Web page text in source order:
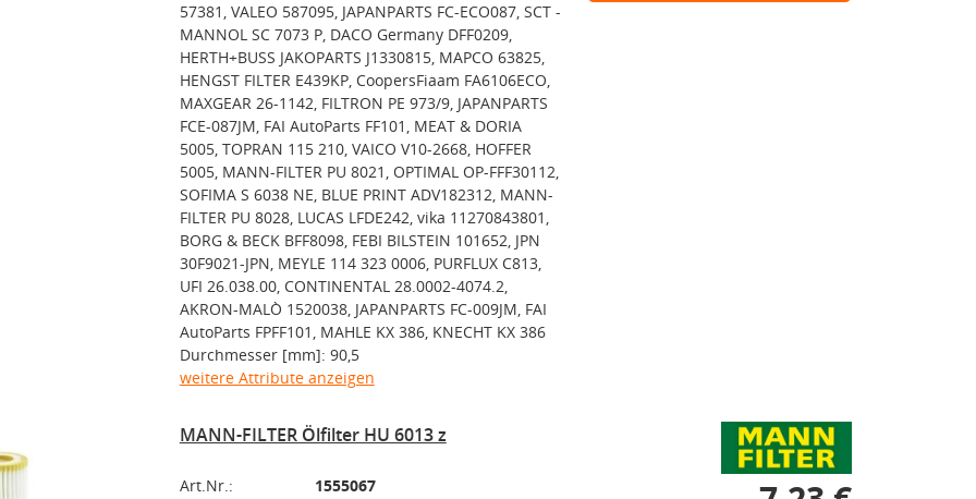
57381, VALEO 587095, JAPANPARTS FC-ECO087, SCT -
MANNOL SC 7073 P, DACO Germany DFF0209,
HERTH+BUSS JAKOPARTS J1330815, MAPCO 63825,
HENGST FILTER E439KP, CoopersFiaam FA6106ECO,
MAXGEAR 26-1142, FILTRON PE 973/9, JAPANPARTS
FCE-087JM, FAI AutoParts FF101, MEAT & DORIA
5005, TOPRAN 115 210, VAICO V10-2668, HOFFER
5005, MANN-FILTER PU 8021, OPTIMAL OP-FFF30112,
SOFIMA S 6038 NE, BLUE PRINT ADV182312, MANN-
FILTER PU 8028, LUCAS LFDE242, vika 11270843801,
BORG & BECK BFF8098, FEBI BILSTEIN 101652, JPN
30F9021-JPN, MEYLE 114 323 0006, PURFLUX C813,
UFI 26.038.00, CONTINENTAL 28.0002-4074.2,
AKRON-MALÒ 1520038, JAPANPARTS FC-009JM, FAI
AutoParts FPFF101, MAHLE KX 386, KNECHT KX 386
Durchmesser [mm]: 90,5
weitere Attribute anzeigen
MANN-FILTER Ölfilter HU 6013 z
Art.Nr.:
1555067